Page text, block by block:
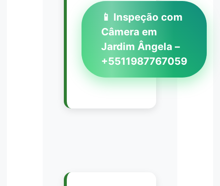
📱 Inspeção com
Câmera em
Jardim Ângela –
+5511987767059